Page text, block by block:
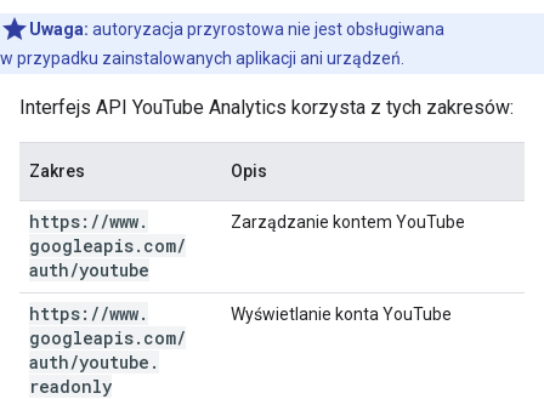
Uwaga: autoryzacja przyrostowa nie jest obsługiwana
w przypadku zainstalowanych aplikacji ani urządzeń.
Interfejs API YouTube Analytics korzysta z tych zakresów:
Zakres Opis
https: //www.
googleapis. com/
auth/youtube
Zarządzanie kontem YouTube
https: //www.
googleapis. com/
auth/youtube .
readonly
Wyświetlanie konta YouTube